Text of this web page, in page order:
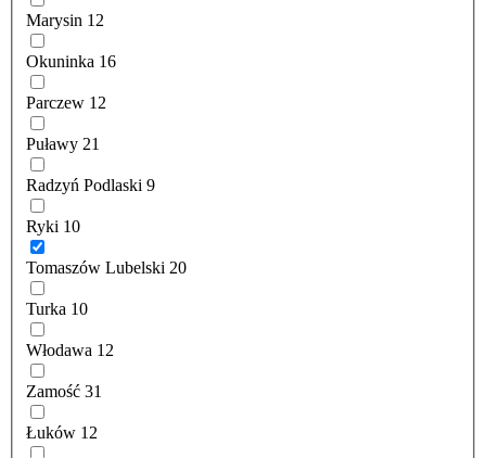
Marysin 12
Okuninka 16
Parczew 12
Puławy 21
Radzyń Podlaski 9
Ryki 10
Tomaszów Lubelski 20
Turka 10
Włodawa 12
Zamość 31
Łuków 12